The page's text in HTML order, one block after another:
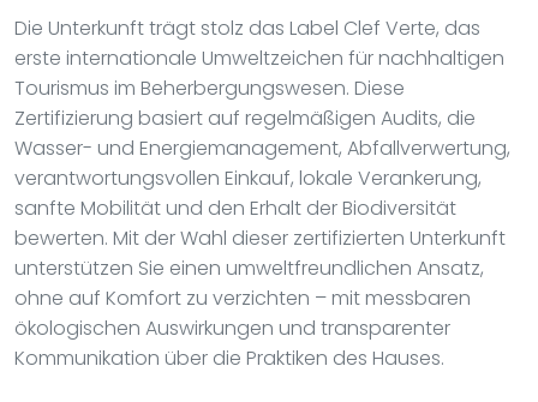
Die Unterkunft trägt stolz das Label Clef Verte, das
erste internationale Umweltzeichen für nachhaltigen
Tourismus im Beherbergungswesen. Diese
Zertifizierung basiert auf regelmäßigen Audits, die
Wasser- und Energiemanagement, Abfallverwertung,
verantwortungsvollen Einkauf, lokale Verankerung,
sanfte Mobilität und den Erhalt der Biodiversität
bewerten. Mit der Wahl dieser zertifizierten Unterkunft
unterstützen Sie einen umweltfreundlichen Ansatz,
ohne auf Komfort zu verzichten – mit messbaren
ökologischen Auswirkungen und transparenter
Kommunikation über die Praktiken des Hauses.